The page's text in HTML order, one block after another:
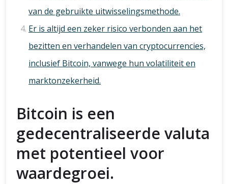
van de gebruikte uitwisselingsmethode.
Er is altijd een zeker risico verbonden aan het
bezitten en verhandelen van cryptocurrencies,
inclusief Bitcoin, vanwege hun volatiliteit en
marktonzekerheid.
Bitcoin is een
gedecentraliseerde valuta
met potentieel voor
waardegroei.